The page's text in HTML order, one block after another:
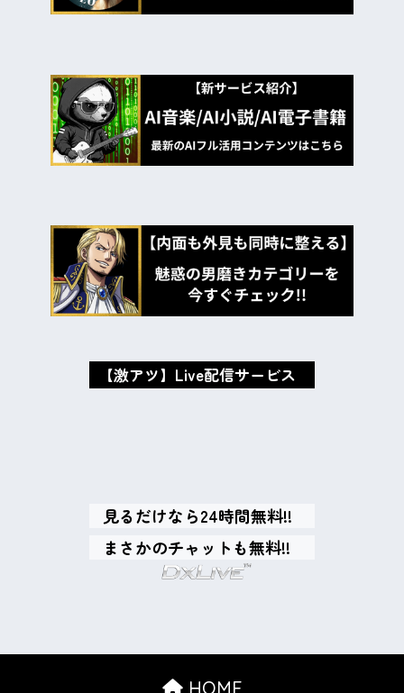
oxMISAox
【激アツ】Live配信サービス
見るだけなら24時間無料!!
まさかのチャットも無料!!
HOME